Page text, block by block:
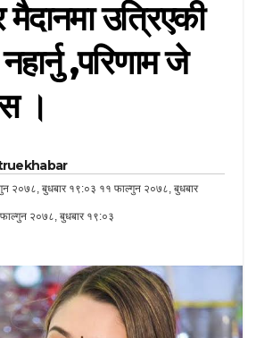
उत्रिएकी
,परिणाम जे
।
२०७८, बुधबार १९:०३ ११ फाल्गुन २०७८, बुधबार
२०७८, बुधबार १९:०३